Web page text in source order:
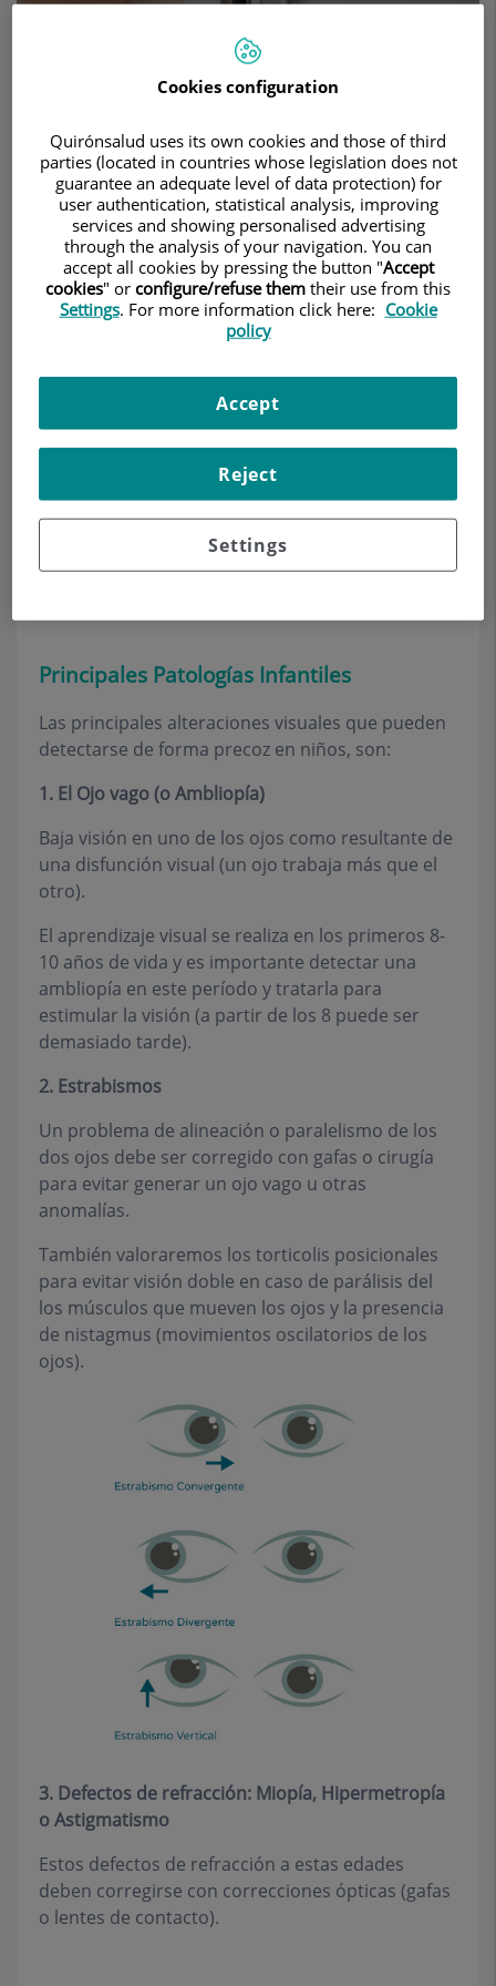
DescripcióServeisEquipContacteDades d'interès
Horari
Demanar Cita
Oftalmología Pediátrica
¿Qué es la Oftalmología Infantil?
El sistema visual de los niños está en formación y
es inmaduro. Es fundamental estimularlo para un
desarrollo futuro normal. Para ello, es
recomendable hacer revisiones pautadas entre el
nacimiento y los 8 años para poder seguir su
desarrollo y anticipar posibles anomalías
Principales Patologías Infantiles
Las principales alteraciones visuales que pueden
detectarse de forma precoz en niños, son:
1. El Ojo vago (o Ambliopía)
Baja visión en uno de los ojos como resultante de
una disfunción visual (un ojo trabaja más que el
otro).
El aprendizaje visual se realiza en los primeros 8-
10 años de vida y es importante detectar una
ambliopía en este período y tratarla para
estimular la visión (a partir de los 8 puede ser
demasiado tarde).
2. Estrabismos
Un problema de alineación o paralelismo de los
dos ojos debe ser corregido con gafas o cirugía
para evitar generar un ojo vago u otras
anomalías.
También valoraremos los torticolis posicionales
para evitar visión doble en caso de parálisis del
los músculos que mueven los ojos y la presencia
de nistagmus (movimientos oscilatorios de los
ojos).
3. Defectos de refracción: Miopía, Hipermetropía
o Astigmatismo
Estos defectos de refracción a estas edades
deben corregirse con correcciones ópticas (gafas
o lentes de contacto).
Cookies configuration
Quirónsalud uses its own cookies and those of third
parties (located in countries whose legislation does not
guarantee an adequate level of data protection) for
user authentication, statistical analysis, improving
services and showing personalised advertising
through the analysis of your navigation. You can
accept all cookies by pressing the button "Accept
cookies" or configure/refuse them their use from this
Settings. For more information click here: Cookie
policy
Settings
Reject
Accept